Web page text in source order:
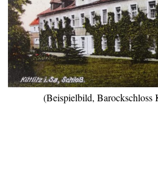
(Beispielbild, Barockschloss